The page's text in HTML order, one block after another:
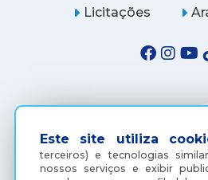
Este site utiliza
terceiros) e tecnologias
nossos serviços e exibir
Licitações